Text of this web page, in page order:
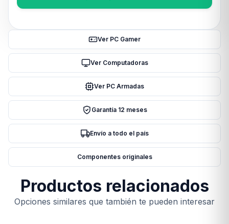
MOUSE
EDITION
Ver PC Gamer
Ver Computadoras
Ver PC Armadas
Garantía 12 meses
Envío a todo el país
Componentes originales
Productos relacionados
Opciones similares que también te pueden interesar